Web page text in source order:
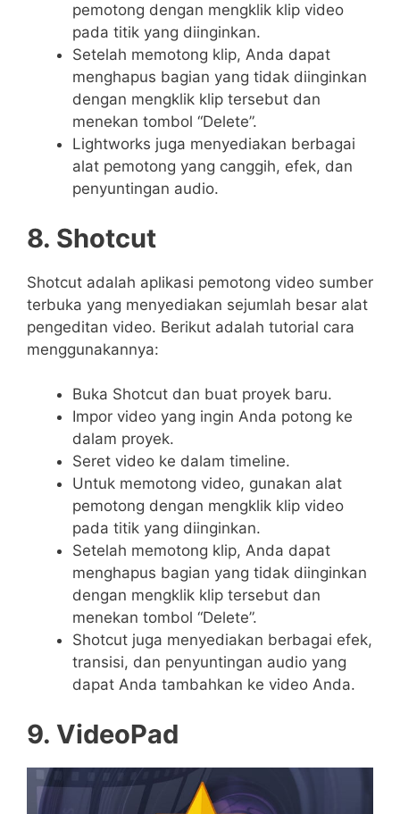
pemotong dengan mengklik klip video
pada titik yang diinginkan.
Setelah memotong klip, Anda dapat
menghapus bagian yang tidak diinginkan
dengan mengklik klip tersebut dan
menekan tombol “Delete”.
Lightworks juga menyediakan berbagai
alat pemotong yang canggih, efek, dan
penyuntingan audio.
8. Shotcut
Shotcut adalah aplikasi pemotong video sumber
terbuka yang menyediakan sejumlah besar alat
pengeditan video. Berikut adalah tutorial cara
menggunakannya:
Buka Shotcut dan buat proyek baru.
Impor video yang ingin Anda potong ke
dalam proyek.
Seret video ke dalam timeline.
Untuk memotong video, gunakan alat
pemotong dengan mengklik klip video
pada titik yang diinginkan.
Setelah memotong klip, Anda dapat
menghapus bagian yang tidak diinginkan
dengan mengklik klip tersebut dan
menekan tombol “Delete”.
Shotcut juga menyediakan berbagai efek,
transisi, dan penyuntingan audio yang
dapat Anda tambahkan ke video Anda.
9. VideoPad